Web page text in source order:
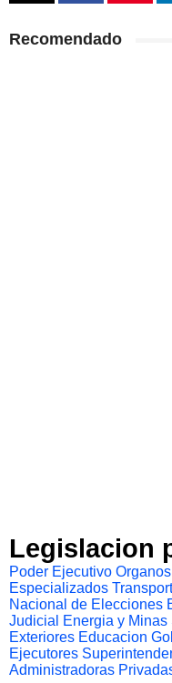
Recomendado
Legislacion
Poder Ejecutivo
Especializados
Nacional de Elecciones
Judicial
Energia y Minas
Exteriores Educacion
Ejecutores
Administradoras